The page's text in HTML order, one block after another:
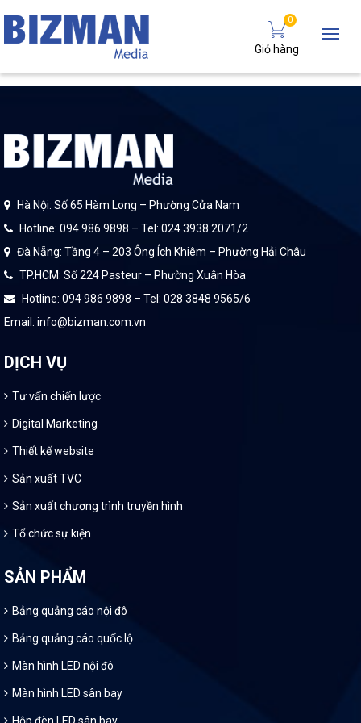
0
Giỏ hàng
Hà Nội: Số 65 Hàm Long – Phường Cửa Nam
Hotline: 094 986 9898 – Tel: 024 3938 2071/2
Đà Nẵng: Tầng 4 – 203 Ông Ích Khiêm – Phường Hải Châu
TP.HCM: Số 224 Pasteur – Phường Xuân Hòa
Hotline: 094 986 9898 – Tel: 028 3848 9565/6
Email: info@bizman.com.vn
DỊCH VỤ
Tư vấn chiến lược
Digital Marketing
Thiết kế website
Sản xuất TVC
Sản xuất chương trình truyền hình
Tổ chức sự kiện
SẢN PHẨM
Bảng quảng cáo nội đô
Bảng quảng cáo quốc lộ
Màn hình LED nội đô
Màn hình LED sân bay